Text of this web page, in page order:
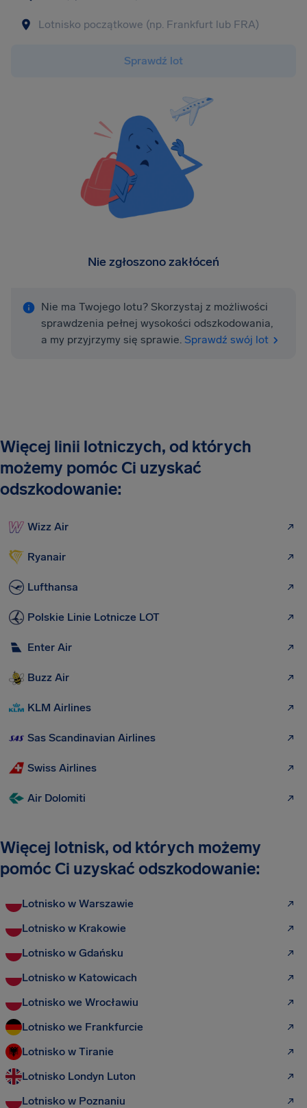
Sprawdź lot
Nie zgłoszono zakłóceń
Nie ma Twojego lotu? Skorzystaj z możliwości
sprawdzenia pełnej wysokości odszkodowania,
a my przyjrzymy się sprawie. Sprawdź swój lot
Więcej linii lotniczych, od których
możemy pomóc Ci uzyskać
odszkodowanie:
Wizz Air
Ryanair
Lufthansa
Polskie Linie Lotnicze LOT
Enter Air
Buzz Air
KLM Airlines
Sas Scandinavian Airlines
Swiss Airlines
Air Dolomiti
Więcej lotnisk, od których możemy
pomóc Ci uzyskać odszkodowanie:
Lotnisko w Warszawie
Lotnisko w Krakowie
Lotnisko w Gdańsku
Lotnisko w Katowicach
Lotnisko we Wrocławiu
Lotnisko we Frankfurcie
Lotnisko w Tiranie
Lotnisko Londyn Luton
Lotnisko w Poznaniu